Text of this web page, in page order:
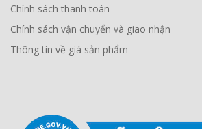
Chính sách thanh toán
Chính sách vận chuyển và giao nhận
Thông tin về giá sản phẩm